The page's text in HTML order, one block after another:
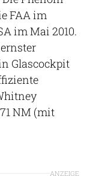
FAA im
im Mai 2010.
Glascockpit
NM (mit
ANZEIGE